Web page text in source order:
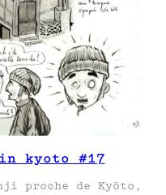
kyoto #17
proche de Kyōto,